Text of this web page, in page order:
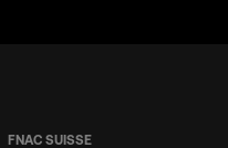
FNAC SUISSE